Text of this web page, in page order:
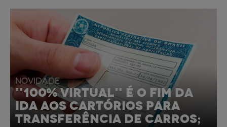
NOVIDADE
NOVO RANGE ROVER 2022
CHEGA MAIS SOFISTICADO E
ELETRIFICADO